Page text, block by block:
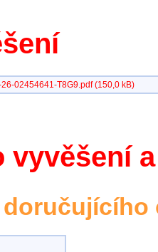
02454641-T8G9.pdf (150,0 kB)
vyvěšení